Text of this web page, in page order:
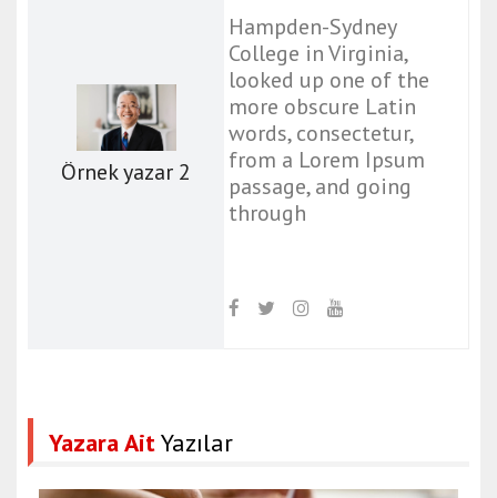
Örnek yazar 2
Hampden-Sydney
College in Virginia,
looked up one of the
more obscure Latin
words, consectetur,
from a Lorem Ipsum
passage, and going
through
Yazara AitYazılar